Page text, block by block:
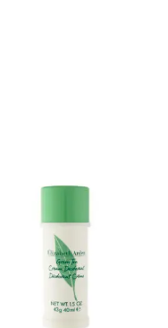
pagal naujausią